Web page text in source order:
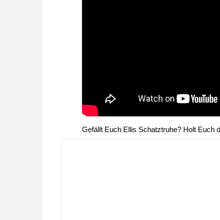
Gefällt Euch Ellis Schatztruhe? Holt Euch